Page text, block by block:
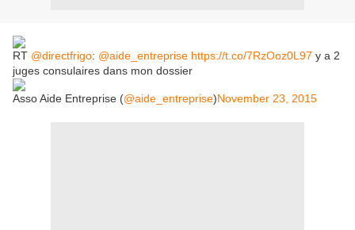
RT @directfrigo: @aide_entreprise https://t.co/7RzOoz0L97 y a 2
juges consulaires dans mon dossier
Asso Aide Entreprise (@aide_entreprise)November 23, 2015